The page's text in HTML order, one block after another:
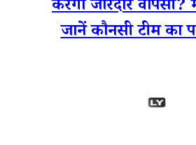
करेगा जोरदार
जानें कौनसी टीम का